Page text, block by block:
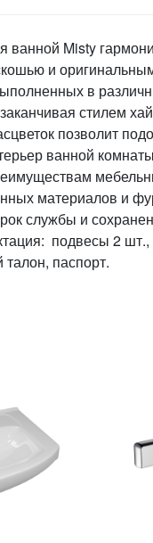
ванной Misty
и
в
стилем
позволит
ванной
материалов и
службы и
подвесы 2
паспорт.